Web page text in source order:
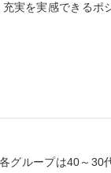
実を実感できるポ
グループは40～30